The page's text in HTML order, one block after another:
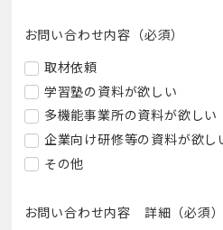
お問い合わせ内容（必須）
取材依頼
学習塾の資料が欲しい
多機能事業所の資料が欲しい
企業向け研修等の資料が欲し
その他
お問い合わせ内容 詳細 （必須）